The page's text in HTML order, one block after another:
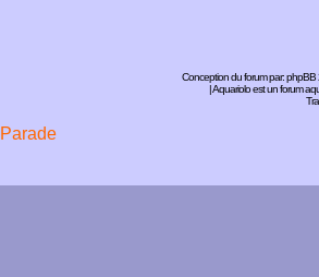
Conception du forum par:phpBB
| Aquariolo est un forum